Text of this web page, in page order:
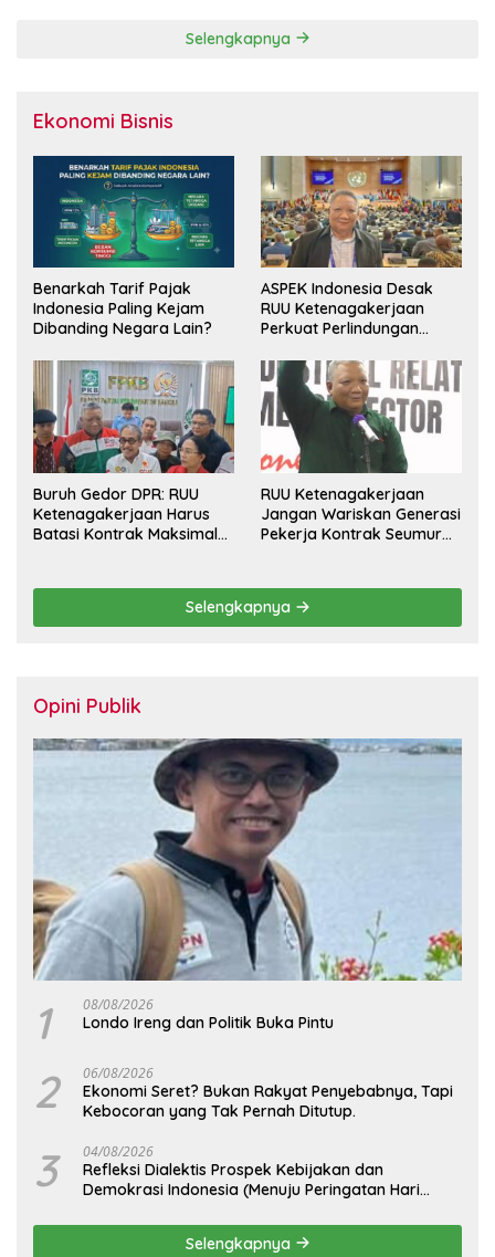
Selengkapnya
Ekonomi Bisnis
Benarkah Tarif Pajak
Indonesia Paling Kejam
Dibanding Negara Lain?
ASPEK Indonesia Desak
RUU Ketenagakerjaan
Perkuat Perlindungan
Pesangon
Buruh Gedor DPR: RUU
Ketenagakerjaan Harus
Batasi Kontrak Maksimal
RUU Ketenagakerjaan
Jangan Wariskan Generasi
Pekerja Kontrak Seumur
Selengkapnya
Opini Publik
1 08/08/2026
Londo Ireng dan Politik Buka Pintu
2 06/08/2026
Ekonomi Seret? Bukan Rakyat Penyebabnya, Tapi
Kebocoran yang Tak Pernah Ditutup.
3 04/08/2026
Refleksi Dialektis Prospek Kebijakan dan
Demokrasi Indonesia (Menuju Peringatan Hari
Selengkapnya